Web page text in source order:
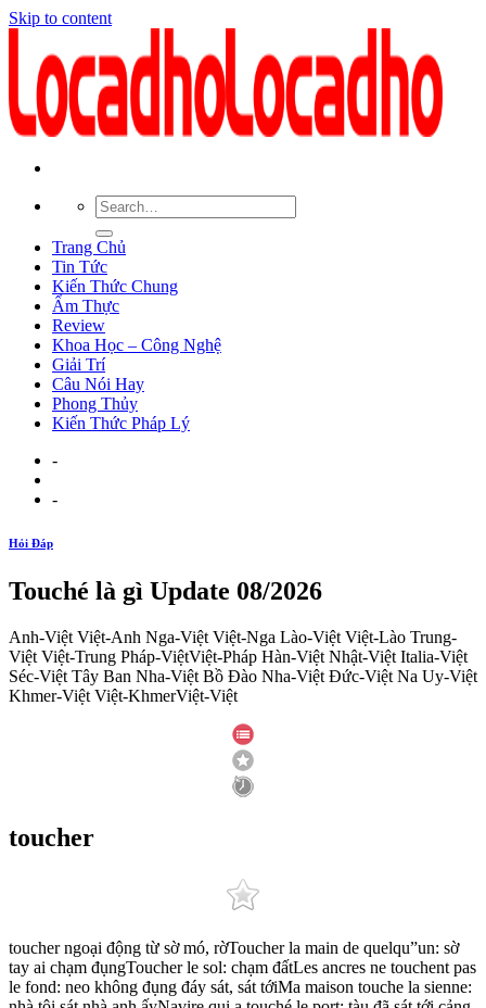
Skip to content
Trang Chủ
Tin Tức
Kiến Thức Chung
Ẩm Thực
Review
Khoa Học – Công Nghệ
Giải Trí
Câu Nói Hay
Phong Thủy
Kiến Thức Pháp Lý
-
-
Hỏi Đáp
Touché là gì Update 08/2026
Anh-Việt Việt-Anh Nga-Việt Việt-Nga Lào-Việt Việt-Lào Trung-
Việt Việt-Trung Pháp-ViệtViệt-Pháp Hàn-Việt Nhật-Việt Italia-Việt
Séc-Việt Tây Ban Nha-Việt Bồ Đào Nha-Việt Đức-Việt Na Uy-Việt
Khmer-Việt Việt-KhmerViệt-Việt
toucher
toucher ngoại động từ sờ mó, rờToucher la main de quelqu”un: sờ
tay ai chạm đụngToucher le sol: chạm đấtLes ancres ne touchent pas
le fond: neo không đụng đáy sát, sát tớiMa maison touche la sienne: